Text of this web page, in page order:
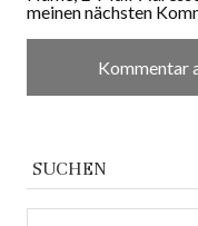
meinen nächsten
SUCHEN